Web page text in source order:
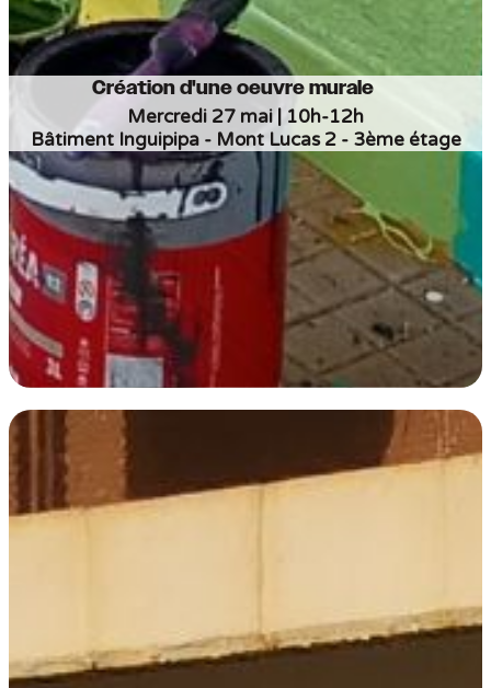
Création d'une oeuvre murale
Mercredi 27 mai | 10h-12h
Bâtiment Inguipipa - Mont Lucas 2 - 3ème étage